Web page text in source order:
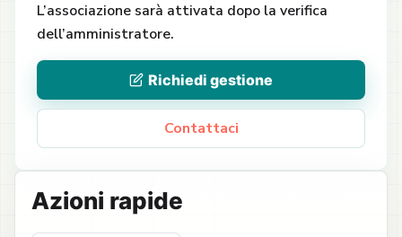
L’associazione sarà attivata dopo la verifica
dell’amministratore.
Richiedi gestione
Contattaci
Azioni rapide